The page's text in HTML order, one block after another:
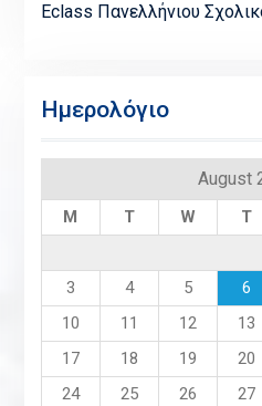
Eclass Πανελλήνιου
Ημερολόγιο
August
M T W T
3
4 5 6
10
11 12 13
17
18 19 20
24
25 26 27